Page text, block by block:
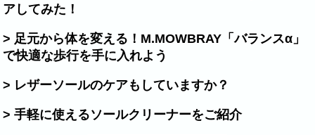
アしてみた！
> 足元から体を変える！M.MOWBRAY「バランスα」
で快適な歩行を手に入れよう
> レザーソールのケアもしていますか？
> 手軽に使えるソールクリーナーをご紹介